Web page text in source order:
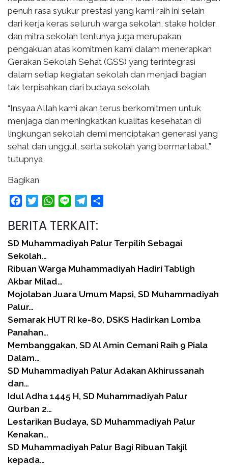
penuh rasa syukur prestasi yang kami raih ini selain
dari kerja keras seluruh warga sekolah, stake holder,
dan mitra sekolah tentunya juga merupakan
pengakuan atas komitmen kami dalam menerapkan
Gerakan Sekolah Sehat (GSS) yang terintegrasi
dalam setiap kegiatan sekolah dan menjadi bagian
tak terpisahkan dari budaya sekolah.
“Insyaa Allah kami akan terus berkomitmen untuk
menjaga dan meningkatkan kualitas kesehatan di
lingkungan sekolah demi menciptakan generasi yang
sehat dan unggul, serta sekolah yang bermartabat,”
tutupnya
Bagikan
FacebookTwitterWhatsApp
Line Telegram
BERITA TERKAIT:
SD Muhammadiyah Palur Terpilih Sebagai
Sekolah…
Ribuan Warga Muhammadiyah Hadiri Tabligh
Akbar Milad…
Mojolaban Juara Umum Mapsi, SD Muhammadiyah
Palur…
Semarak HUT RI ke-80, DSKS Hadirkan Lomba
Panahan…
Membanggakan, SD Al Amin Cemani Raih 9 Piala
Dalam…
SD Muhammadiyah Palur Adakan Akhirussanah
dan…
Idul Adha 1445 H, SD Muhammadiyah Palur
Qurban 2…
Lestarikan Budaya, SD Muhammadiyah Palur
Kenakan…
SD Muhammadiyah Palur Bagi Ribuan Takjil
kepada…